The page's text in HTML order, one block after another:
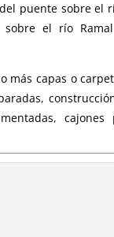
puente sobre el
el río
capas o